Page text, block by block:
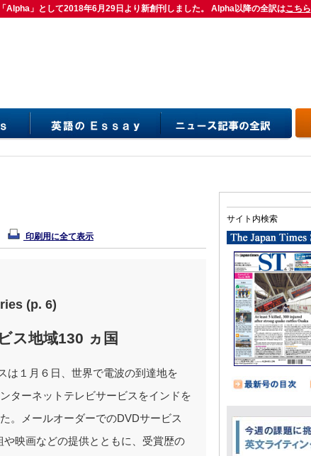
Alpha」として2018年6月29日より新創刊しました。 Alpha以降の全訳はこちら
Alpha」として2018年6月29日より新創刊しました。 Alpha以降の全訳はこちら
印刷用に全て表示
(p. 6)
ス地域130 ヵ国
は１月６日、世界で電波の到達地を
ターネットテレビサービスをインドを
。メールオーダーでのDVDサービス
映画などの提供とともに、受賞歴の
サイト内検索